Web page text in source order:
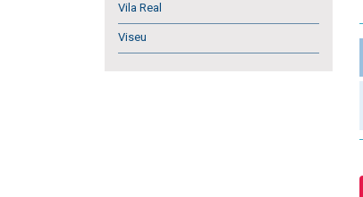
Vila Real
Viseu